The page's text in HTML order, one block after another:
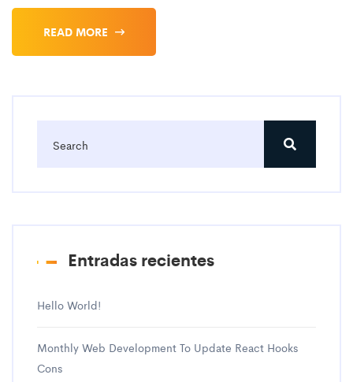
READ MORE
Entradas recientes
Hello World!
Monthly Web Development To Update React Hooks
Cons